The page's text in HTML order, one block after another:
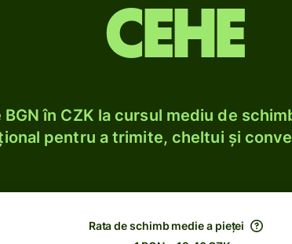
cehe
în CZK la cursul mediu de
pentru a trimite, cheltui și
Rata de schimb medie a pieței